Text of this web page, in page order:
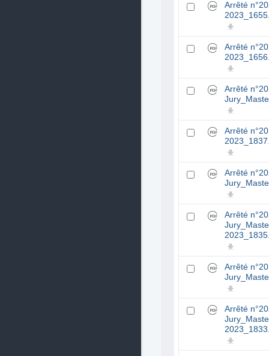
Arrêté
Arrêté
Arrêté
Arrêté
Arrêté
Arrêté
Arrêté
Arrêté